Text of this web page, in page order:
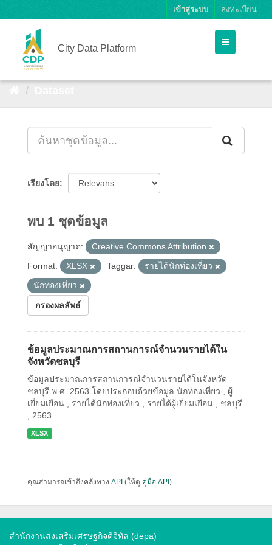
เข้าสู่ระบบ ลงทะเบียน
City Data Platform
เรียงโดย
พบ 1 ชุดข้อมูล
สัญญาอนุญาต:
Creative Commons Attribution
Format:
XLSX Taggar:
รายได้นักท่องเที่ยว
นักท่องเที่ยว
กรองผลลัพธ์
ข้อมูลประมาณการสถานการณ์จำนวนรายได้ใน
จังหวัดชลบุรี
ข้อมูลประมาณการสถานการณ์จำนวนรายได้ในจังหวัด
ชลบุรี พ.ศ. 2563 โดยประกอบด้วยข้อมูล นักท่องเที่ยว , ผู้
เยี่ยมเยือน , รายได้นักท่องเที่ยว , รายได้ผู้เยี่ยมเยือน , ชลบุรี
, 2563
XLSX
คุณสามารถเข้าถึงคลังทาง API (ให้ดู คู่มือ API ).
สำนักงานส่งเสริมเศรษฐกิจดิจิทัล (depa)